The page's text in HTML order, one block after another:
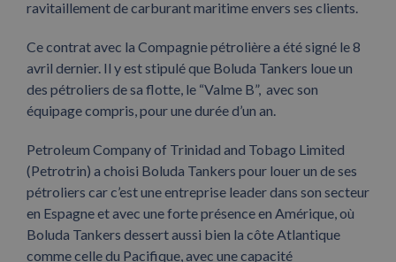
ravitaillement de carburant maritime envers ses clients.
Ce contrat avec la Compagnie pétrolière a été signé le 8
avril dernier. Il y est stipulé que Boluda Tankers loue un
des pétroliers de sa flotte, le “Valme B”, avec son
équipage compris, pour une durée d’un an.
Petroleum Company of Trinidad and Tobago Limited
(Petrotrin) a choisi Boluda Tankers pour louer un de ses
pétroliers car c’est une entreprise leader dans son secteur
en Espagne et avec une forte présence en Amérique, où
Boluda Tankers dessert aussi bien la côte Atlantique
comme celle du Pacifique, avec une capacité